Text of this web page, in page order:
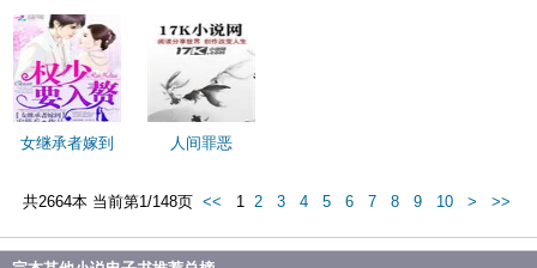
女继承者嫁到 人间罪恶
共2664本 当前第1/148页 << 1 2 3 4 5 6 7 8 9 10 > >>